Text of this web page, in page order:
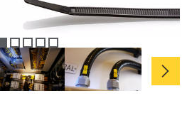
chevron_right